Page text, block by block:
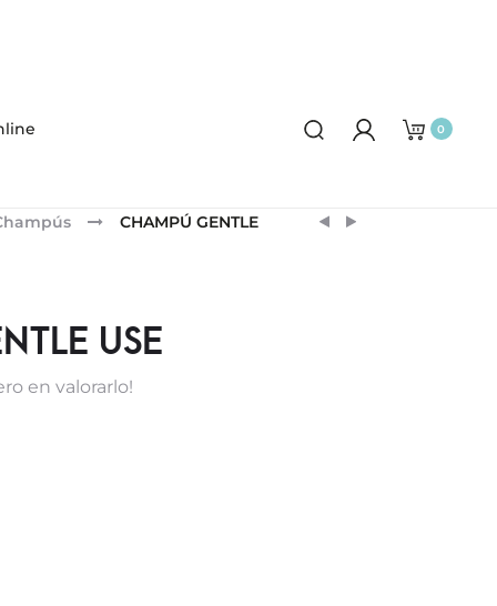
0
Product
GORRO
SENSILIS
CHAMPÚ GENTLE
USE
en valorarlo!